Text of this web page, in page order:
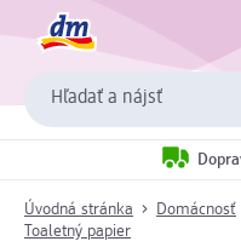
Hľadať a nájsť
Úvodná stránka Domácnosť
Toaletný papier